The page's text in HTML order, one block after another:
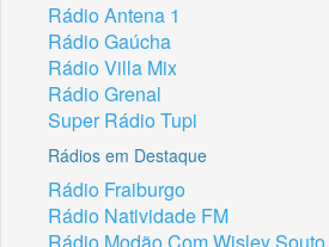
Rádio Antena 1
Rádio Gaúcha
Rádio Villa Mix
Rádio Grenal
Super Rádio Tupi
Rádios em Destaque
Rádio Fraiburgo
Rádio Natividade FM